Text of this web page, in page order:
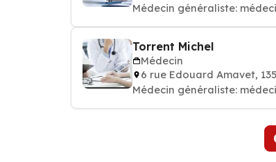
Médecin généraliste:
Torrent Michel
Médecin
6 rue Edouard Amavet,
Médecin généraliste: